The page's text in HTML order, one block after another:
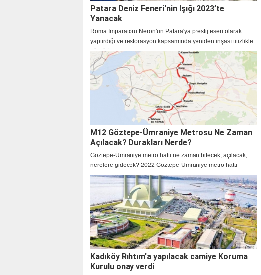
Patara Deniz Feneri'nin Işığı 2023’te
Yanacak
Roma İmparatoru Neron'un Patara'ya prestij eseri olarak
yaptırdığı ve restorasyon kapsamında yeniden inşası titizlikle
sürdürülen 2 bin yıllık antik deniz fenerinde ışık, Türkiye
Cumhuriyeti'nin kuruluşunun 100. yılının kutlanacağı 2023'te
yanacak
M12 Göztepe-Ümraniye Metrosu Ne Zaman
Açılacak? Durakları Nerde?
Göztepe-Ümraniye metro hattı ne zaman bitecek, açılacak,
nerelere gidecek? 2022 Göztepe-Ümraniye metro hattı
durakları, güzergahı, istasyonları neler?
Kadıköy Rıhtım'a yapılacak camiye Koruma
Kurulu onay verdi